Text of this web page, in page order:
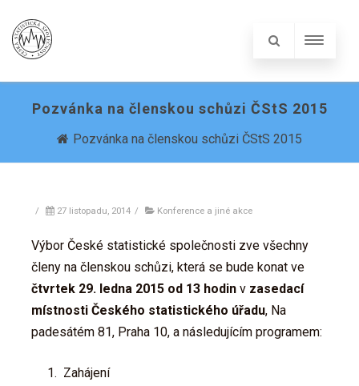
Pozvánka na členskou schůzi ČStS 2015
Pozvánka na členskou schůzi ČStS 2015
/ 27 listopadu, 2014 / Konference a jiné akce
Výbor České statistické společnosti zve všechny
členy na členskou schůzi, která se bude konat ve
čtvrtek 29. ledna 2015 od 13 hodin v zasedací
místnosti Českého statistického úřadu, Na
padesátém 81, Praha 10, a následujícím programem:
Zahájení